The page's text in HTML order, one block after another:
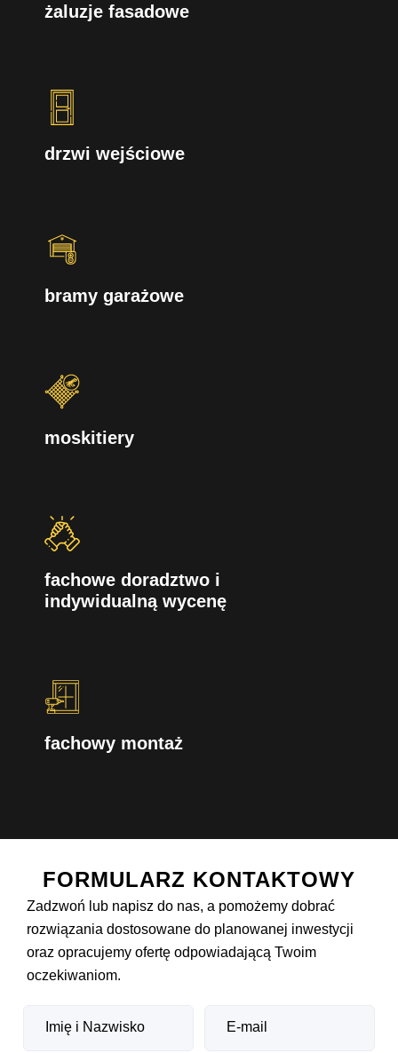
żaluzje fasadowe
drzwi wejściowe
bramy garażowe
moskitiery
fachowe doradztwo i
indywidualną wycenę
fachowy montaż
FORMULARZ KONTAKTOWY
Zadzwoń lub napisz do nas, a pomożemy dobrać
rozwiązania dostosowane do planowanej inwestycji
oraz opracujemy ofertę odpowiadającą Twoim
oczekiwaniom.